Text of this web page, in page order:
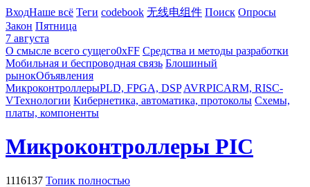
ВходНаше всё Теги codebook 无线电组件 Поиск Опросы
Закон Пятница
7 августа
О смысле всего сущего0xFF Средства и методы разработки
Мобильная и беспроводная связь Блошиный
рынокОбъявления
МикроконтроллерыPLD, FPGA, DSP AVRPICARM, RISC-
VТехнологии Кибернетика, автоматика, протоколы Схемы,
платы, компоненты
Микроконтроллеры PIC
1116137 Топик полностью